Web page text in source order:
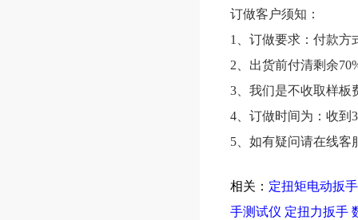
订做客户须知：
1、订做要求：付款方
2、出货前付清剩余
3、我们是不收取样板
4、订做时间为：收到
5、如有疑问请在线客
相关： 定扭矩电动扳
手测试仪 定扭力扳手